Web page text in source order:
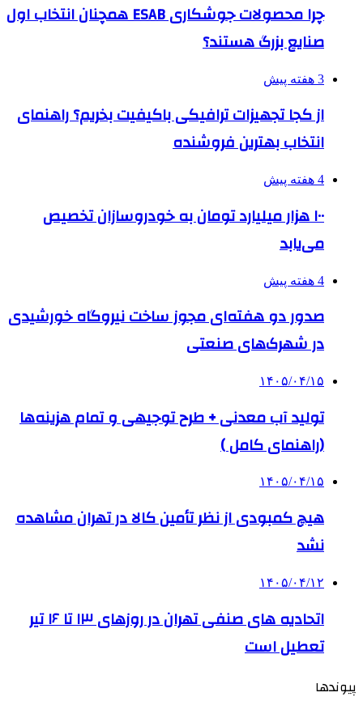
چرا محصولات جوشکاری ESAB همچنان انتخاب اول
صنایع بزرگ هستند؟
3 هفته پیش
از کجا تجهیزات ترافیکی باکیفیت بخریم؟ راهنمای
انتخاب بهترین فروشنده
4 هفته پیش
۱۰۰ هزار میلیارد تومان به خودروسازان تخصیص
می‌یابد
4 هفته پیش
صدور دو هفته‌ای مجوز ساخت نیروگاه خورشیدی
در شهرک‌های صنعتی
۱۴۰۵/۰۴/۱۵
تولید آب معدنی + طرح توجیهی و تمام هزینه‌ها
(راهنمای کامل )
۱۴۰۵/۰۴/۱۵
هیچ کمبودی از نظر تأمین کالا در تهران مشاهده
نشد
۱۴۰۵/۰۴/۱۲
اتحادیه های صنفی تهران در روزهای ۱۳ تا ۱۶ تیر
تعطیل است
پیوندها